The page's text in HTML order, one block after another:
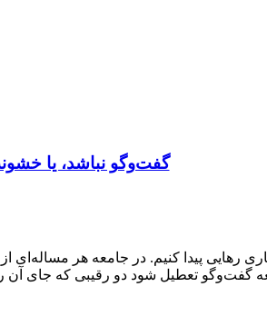
گفت‌وگو نباشد، یا
رهایی پیدا کنیم. در جامعه هر
گفت‌وگو تعطیل شود دو رقیبی که جای آن